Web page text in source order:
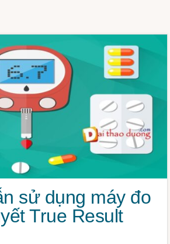
sử dụng máy đo
True Result